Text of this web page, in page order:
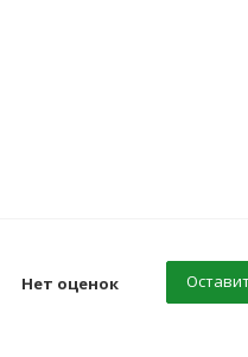
Нет оценок